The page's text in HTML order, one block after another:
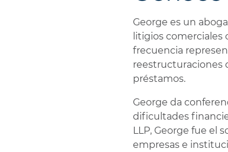
George es un
litigios comerciales
frecuencia
reestructuraciones
préstamos.
George da
dificultades
LLP, George fue el
empresas e